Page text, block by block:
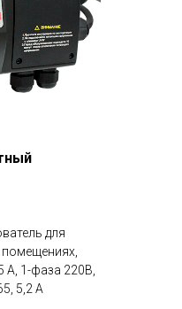
для
А, 1-фаза 220В,
5,2 А